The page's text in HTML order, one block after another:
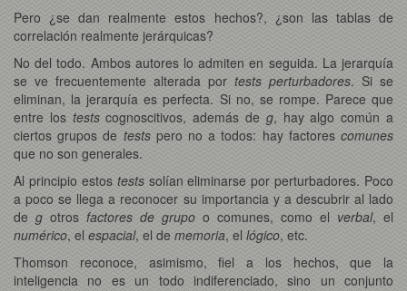
Pero ¿se dan realmente estos hechos?, ¿son las tablas de
correlación realmente jerárquicas?
No del todo. Ambos autores lo admiten en seguida. La jerarquía
se ve frecuentemente alterada por tests perturbadores. Si se
eliminan, la jerarquía es perfecta. Si no, se rompe. Parece que
entre los testscognoscitivos, además de g, hay algo común a
ciertos grupos de testspero no a todos: hay factorescomunes
que no son generales.
Al principio estos testssolían eliminarse por perturbadores. Poco
a poco se llega a reconocer su importancia y a descubrir al lado
de g otros factores de grupo o comunes, como el verbal, el
numérico, el espacial, el de memoria, el lógico, etc.
Thomson reconoce, asimismo, fiel a los hechos, que la
inteligencia no es un todo indiferenciado, sino un conjunto